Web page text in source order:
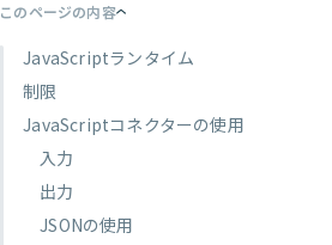
このページの内容
JavaScriptランタイム
制限
JavaScriptコネクターの使用
入力
出力
JSONの使用